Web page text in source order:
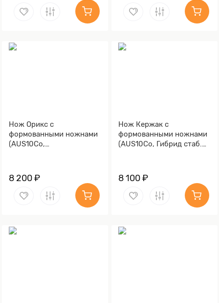
Нож Орикс с
формованными ножнами
(AUS10Co,
Обработка клинка
Stonewash)
8 200 ₽
Нож Кержак с
формованными ножнами
(AUS10Co, Гибрид стаб.
Stonewash)
8 100 ₽